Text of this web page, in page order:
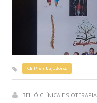
CEIP Embajadores
BELLÓ CLÍNICA FISIOTERAPIA